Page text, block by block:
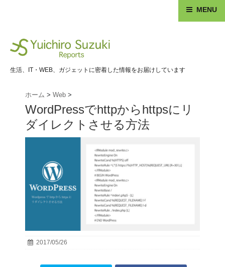
MENU
生活、IT・WEB、ガジェットに密着した情報をお届けしています
ホーム > Web >
WordPressでhttpからhttpsにリ
ダイレクトさせる方法
2017/05/26